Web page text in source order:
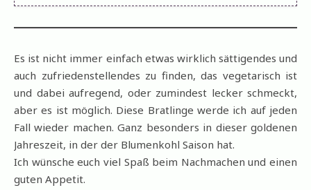
Es ist nicht immer einfach etwas wirklich sättigendes und
auch zufriedenstellendes zu finden, das vegetarisch ist
und dabei aufregend, oder zumindest lecker schmeckt,
aber es ist möglich. Diese Bratlinge werde ich auf jeden
Fall wieder machen. Ganz besonders in dieser goldenen
Jahreszeit, in der der Blumenkohl Saison hat.
Ich wünsche euch viel Spaß beim Nachmachen und einen
guten Appetit.